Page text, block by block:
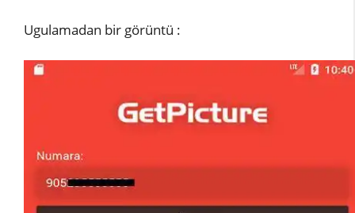
Ugulamadan bir görüntü :